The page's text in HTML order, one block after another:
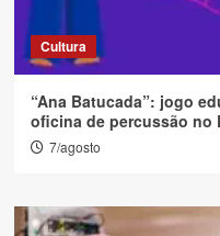
Cultura
“Ana Batucada”: jogo
oficina de percussão no
7/agosto